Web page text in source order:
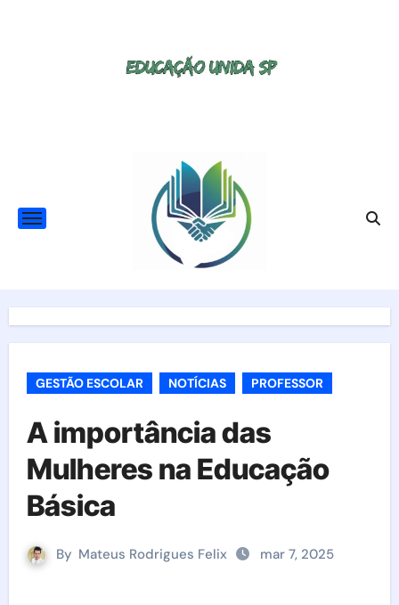
GESTÃO ESCOLAR NOTÍCIAS PROFESSOR
A importância das
Mulheres na Educação
Básica
By Mateus Rodrigues Felix mar 7, 2025